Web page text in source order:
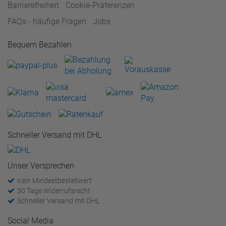
Barrierefreiheit
Cookie-Präferenzen
FAQs - häufige Fragen
Jobs
Bequem Bezahlen
Schneller Versand mit DHL
Unser Versprechen
Kein Mindestbestellwert
30 Tage Widerrufsrecht
Schneller Versand mit DHL
Social Media